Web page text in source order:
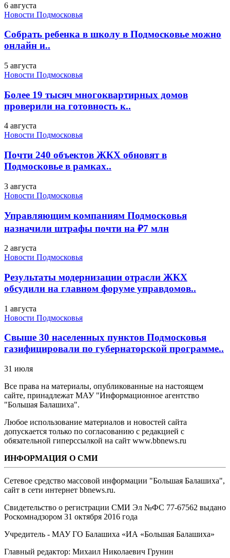
6 августа
Новости Подмосковья
Собрать ребенка в школу в Подмосковье можно
онлайн и..
5 августа
Новости Подмосковья
Более 19 тысяч многоквартирных домов
проверили на готовность к..
4 августа
Новости Подмосковья
Почти 240 объектов ЖКХ обновят в
Подмосковье в рамках..
3 августа
Новости Подмосковья
Управляющим компаниям Подмосковья
назначили штрафы почти на ₽7 млн
2 августа
Новости Подмосковья
Результаты модернизации отрасли ЖКХ
обсудили на главном форуме управдомов..
1 августа
Новости Подмосковья
Свыше 30 населенных пунктов Подмосковья
газифицировали по губернаторской программе..
31 июля
Все права на материалы, опубликованные на настоящем
сайте, принадлежат МАУ "Информационное агентство
"Большая Балашиха".
Любое использование материалов и новостей сайта
допускается только по согласованию с редакцией с
обязательной гиперссылкой на сайт www.bbnews.ru
ИНФОРМАЦИЯ О СМИ
Сетевое средство массовой информации "Большая Балашиха",
сайт в сети интернет bbnews.ru.
Свидетельство о регистрации СМИ Эл №ФС ‎77-67562 выдано
Роскомнадзором 31 октября 2016 года
Учредитель - МАУ ГО Балашиха «ИА «Большая Балашиха»
Главный редактор: Михаил Николаевич Грунин